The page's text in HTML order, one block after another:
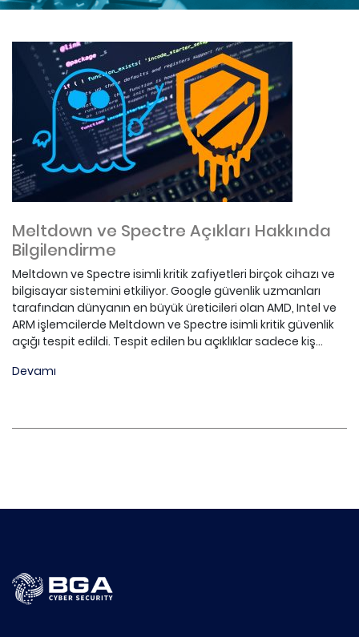
Meltdown ve Spectre Açıkları Hakkında
Bilgilendirme
Meltdown ve Spectre isimli kritik zafiyetleri birçok cihazı ve
bilgisayar sistemini etkiliyor. Google güvenlik uzmanları
tarafından dünyanın en büyük üreticileri olan AMD, Intel ve
ARM işlemcilerde Meltdown ve Spectre isimli kritik güvenlik
açığı tespit edildi. Tespit edilen bu açıklıklar sadece kiş...
Devamı